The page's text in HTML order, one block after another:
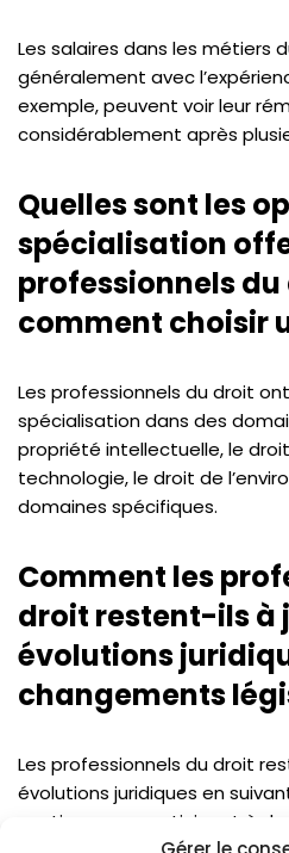
Les salaires dans les métiers
généralement avec
exemple, peuvent voir leur
considérablement après
Quelles sont les
spécialisation
professionnels
comment choisir
Les professionnels du droit
spécialisation dans des
propriété intellectuelle, le
technologie, le droit de
domaines spécifiques.
Comment les
droit restent-ils à
évolutions
changements
Les professionnels du droit
évolutions juridiques en
continues, en participant à